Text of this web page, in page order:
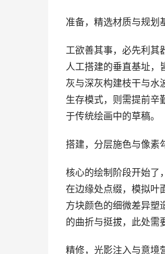
准备，精选材质与规划
工欲善其事，必先利其
人工搭建的垂直基址，
灰与深灰构建枝干与水
生存模式，则需提前辛
于传统绘画中的草稿。
搭建，分层施色与像素
核心的绘制阶段开始了
在边缘处点缀，模拟叶
方块颜色的细微差异塑
的曲折与挺拔，此处需
精修，光影注入与意境